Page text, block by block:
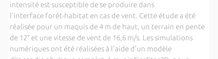
intensité est susceptible de se produire dans
l'interface forêt-habitat en cas de vent. Cette étude a été
réalisée pour un maquis de 4 m de haut, un terrain en pente
de 12° et une vitesse de vent de 16,6 m/s. Les simulations
numériques ont été réalisées à l'aide d'un modèle